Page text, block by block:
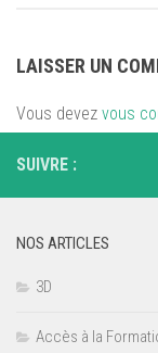
LAISSER UN
Vous devez vous
SUIVRE :
NOS ARTICLES
3D
Accès à la